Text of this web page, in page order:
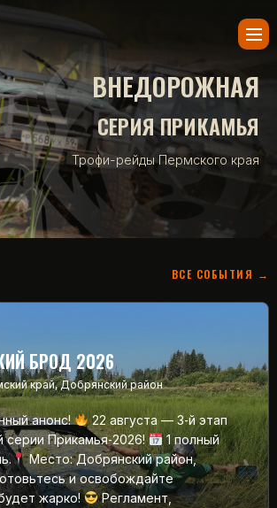
ВНЕДОРОЖНАЯ
СЕРИЯ ПРИКАМЬЯ
Трофи-рейды Пермского края
ВСЕ СОБЫТИЯ →
БРОД 2026
край, Добрянский район
анонс!
22 августа — 3‑й этап
Прикамья‑2026!
1 полный
Место: Добрянский район,
и освобождайте
жарко!
Регламент,